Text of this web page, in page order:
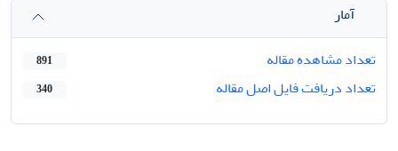
آمار
تعداد مشاهده مقاله
891
تعداد دریافت فایل اصل مقاله 340